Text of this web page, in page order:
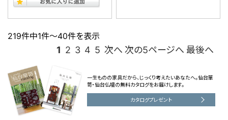
219件中1件～40件を表示
1 2 3 4 5 次へ 次の5ページへ 最後へ
一生ものの家具だから、じっくり考えたいあなたへ。仙台箪
笥・仙台仏壇の無料カタログをお届けします。
カタログプレゼント